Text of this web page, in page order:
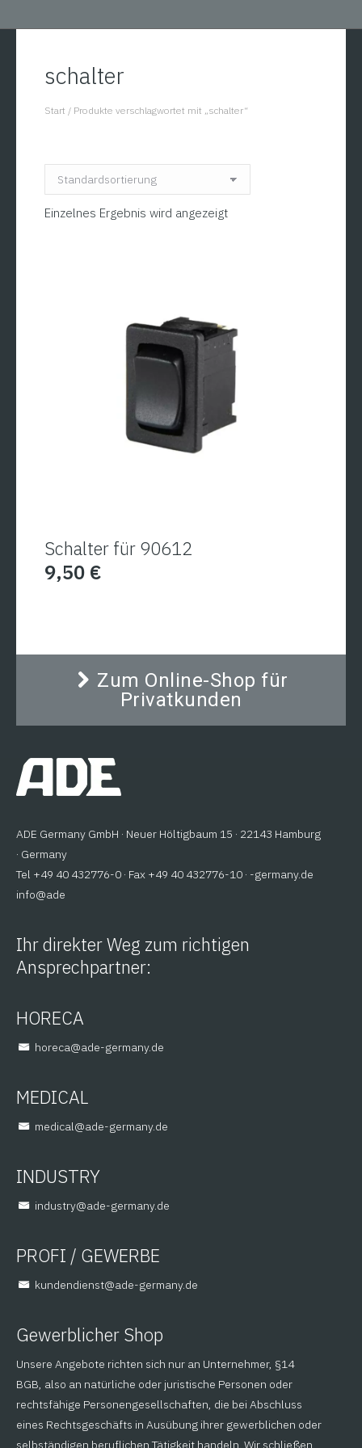
schalter
You are here:
Start / Produkte verschlagwortet mit „schalter“
Einzelnes Ergebnis wird angezeigt
Schalter für 90612
9,50 €
Zum Online-Shop für
Privatkunden
ADE Germany GmbH · Neuer Höltigbaum 15 · 22143 Hamburg
· Germany
Tel +49 40 432776-0 · Fax +49 40 432776-10 · ed.ynamreg-
eda
@ofni
Ihr direkter Weg zum richtigen
Ansprechpartner:
HORECA
ed.ynamreg-eda
@aceroh
MEDICAL
ed.ynamreg-eda
@lacidem
INDUSTRY
ed.ynamreg-eda
@yrtsudni
PROFI / GEWERBE
ed.ynamreg-eda
@tsneidnednuk
Gewerblicher Shop
Unsere Angebote richten sich nur an Unternehmer, §14
BGB, also an natürliche oder juristische Personen oder
rechtsfähige Personengesellschaften, die bei Abschluss
eines Rechtsgeschäfts in Ausübung ihrer gewerblichen oder
selbständigen beruflichen Tätigkeit handeln. Wir schließen